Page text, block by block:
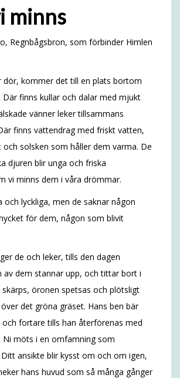
minns
Regnbågsbron, som förbinder Himlen
dör, kommer det till en plats bortom
Där finns kullar och dalar med mjukt
vänner leker tillsammans
finns vattendrag med friskt vatten,
solsken som håller dem varma. De
djuren blir unga och friska
vi minns dem i våra drömmar.
och lyckliga, men de saknar någon
för dem, någon som blivit
de och leker, tills den dagen
av dem stannar upp, och tittar bort i
öronen spetsas och plötsligt
det gröna gräset. Hans ben bär
fortare tills han återförenas med
Ni möts i en omfamning som
ansikte blir kysst om och om igen,
hans huvud som så många gånger